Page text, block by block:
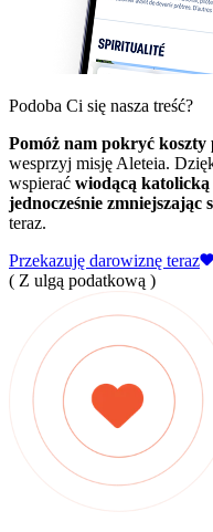
Podoba Ci się nasza treść?
Pomóż nam pokryć
wesprzyj misję Aleteia.
wspierać wiodącą katolicką
jednocześnie zmniejszając
teraz.
Przekazuję darowiznę teraz
( Z ulgą podatkową )